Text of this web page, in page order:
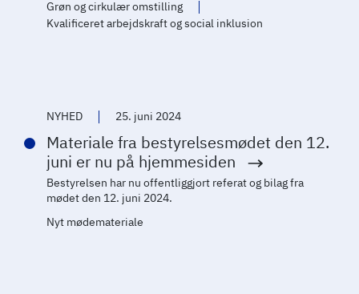
Grøn og cirkulær omstilling
Kvalificeret arbejdskraft og social inklusion
NYHED 25. juni 2024
Materiale fra bestyrelsesmødet den 12.
juni er nu på hjemmesiden
Bestyrelsen har nu offentliggjort referat og bilag fra
mødet den 12. juni 2024.
Nyt mødemateriale